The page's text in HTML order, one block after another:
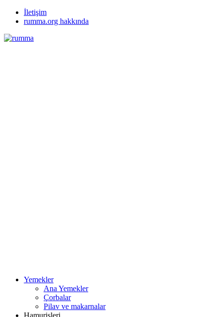
İletişim
rumma.org hakkında
Yemekler
Ana Yemekler
Çorbalar
Pilav ve makarnalar
Hamurişleri